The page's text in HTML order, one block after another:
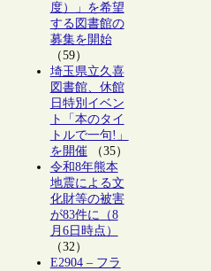
度）」を希望
する図書館の
募集を開始
（59）
埼玉県立久喜
図書館、休館
日特別イベン
ト「本のタイ
トルで一句!」
を開催（35）
令和8年熊本
地震による文
化財等の被害
が83件に（8
月6日時点）
（32）
E2904 – フラ